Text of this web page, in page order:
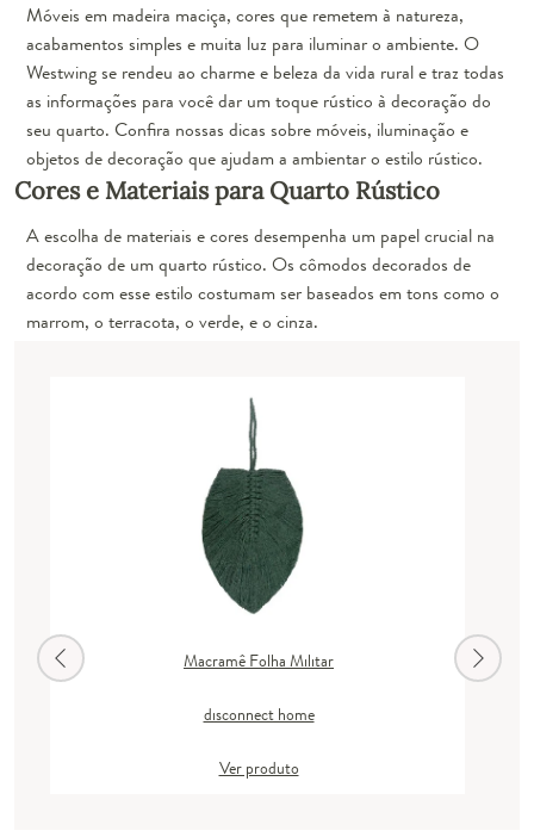
Móveis em madeira maciça, cores que remetem à natureza,
acabamentos simples e muita luz para iluminar o ambiente. O
Westwing se rendeu ao charme e beleza da vida rural e traz todas
as informações para você dar um toque rústico à decoração do
seu quarto. Confira nossas dicas sobre móveis, iluminação e
objetos de decoração que ajudam a ambientar o estilo rústico.
Cores e Materiais para Quarto Rústico
A escolha de materiais e cores desempenha um papel crucial na
decoração de um quarto rústico. Os cômodos decorados de
acordo com esse estilo costumam ser baseados emtons como o
marrom, o terracota, o verde, e o cinza.
Macramê Folha Militar
disconnect home
Ver produto